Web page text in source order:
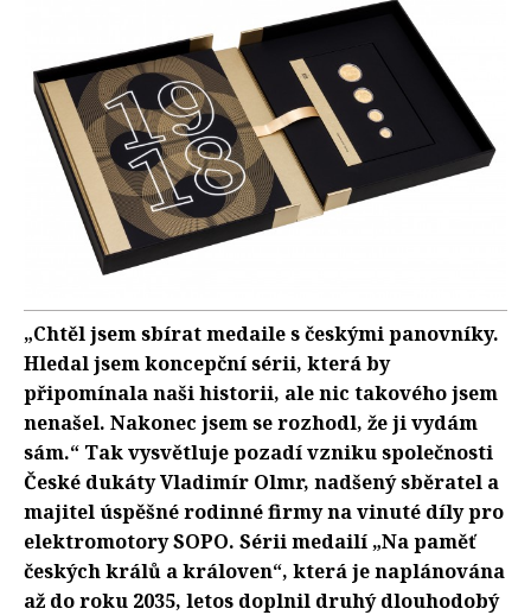
„Chtěl jsem sbírat medaile s českými panovníky.
Hledal jsem koncepční sérii, která by
připomínala naši historii, ale nic takového jsem
nenašel. Nakonec jsem se rozhodl, že ji vydám
sám.“ Tak vysvětluje pozadí vzniku společnosti
České dukáty Vladimír Olmr, nadšený sběratel a
majitel úspěšné rodinné firmy na vinuté díly pro
elektromotory SOPO. Sérii medailí „Na paměť
českých králů a královen“, která je naplánována
až do roku 2035, letos doplnil druhý dlouhodobý